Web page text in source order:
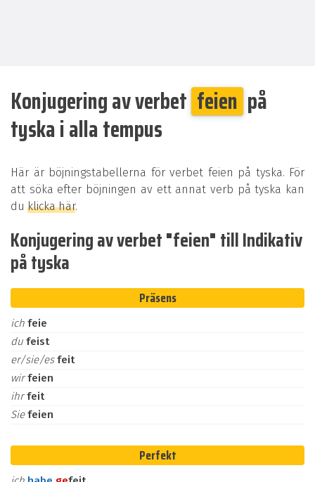
Konjugering av verbet feien på
tyska i alla tempus
Här är böjningstabellerna för verbet feien på tyska. För
att söka efter böjningen av ett annat verb på tyska kan
du klicka här.
Konjugering av verbet "feien" till Indikativ
på tyska
Präsens
ich feie
du feist
er/sie/esfeit
wirfeien
ihrfeit
Siefeien
Perfekt